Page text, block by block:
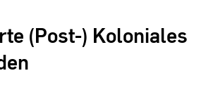
(Post-) Koloniales